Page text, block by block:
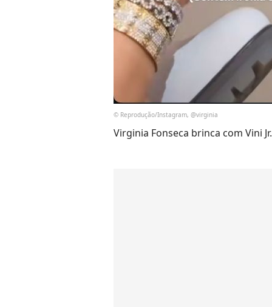
© Reprodução/Instagram, @virginia
Virginia Fonseca brinca com Vini Jr.